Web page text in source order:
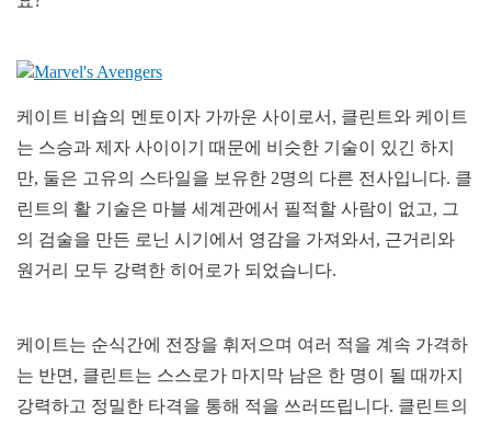
케이트 비숍의 멘토이자 가까운 사이로서, 클린트와 케이트
는 스승과 제자 사이이기 때문에 비슷한 기술이 있긴 하지
만, 둘은 고유의 스타일을 보유한 2명의 다른 전사입니다. 클
린트의 활 기술은 마블 세계관에서 필적할 사람이 없고, 그
의 검술을 만든 로닌 시기에서 영감을 가져와서, 근거리와
원거리 모두 강력한 히어로가 되었습니다.
케이트는 순식간에 전장을 휘저으며 여러 적을 계속 가격하
는 반면, 클린트는 스스로가 마지막 남은 한 명이 될 때까지
강력하고 정밀한 타격을 통해 적을 쓰러뜨립니다. 클린트의